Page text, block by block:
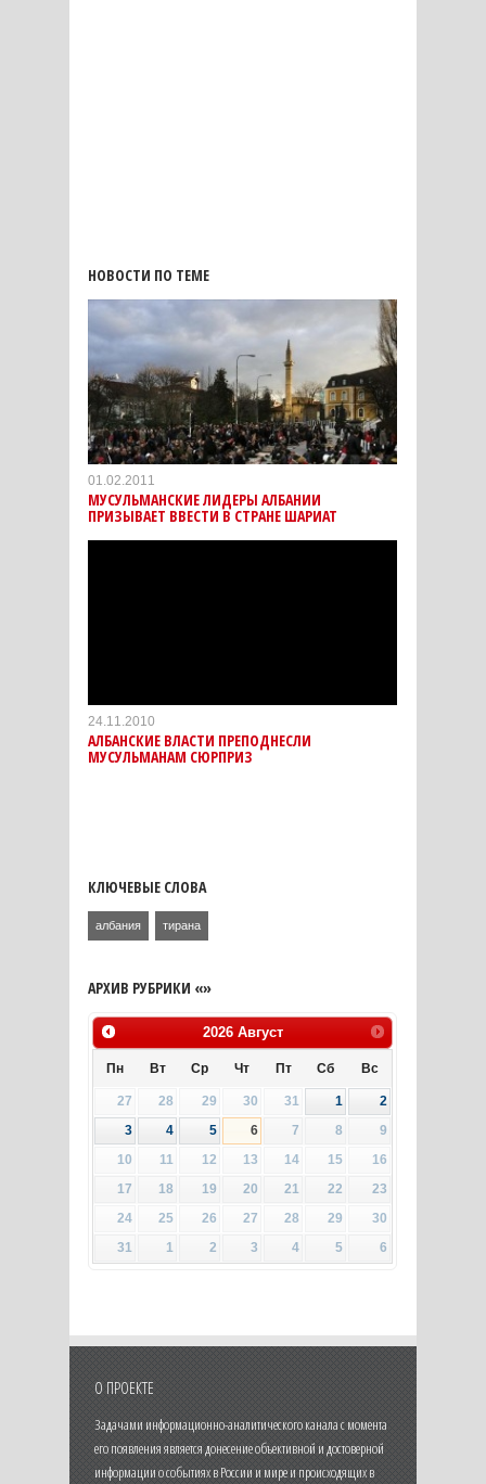
НОВОСТИ ПО ТЕМЕ
01.02.2011
МУСУЛЬМАНСКИЕ ЛИДЕРЫ АЛБАНИИ
ПРИЗЫВАЕТ ВВЕСТИ В СТРАНЕ ШАРИАТ
24.11.2010
АЛБАНСКИЕ ВЛАСТИ ПРЕПОДНЕСЛИ
МУСУЛЬМАНАМ СЮРПРИЗ
КЛЮЧЕВЫЕ СЛОВА
албания тирана
АРХИВ РУБРИКИ «»
2026 Август
Пн Вт Ср Чт Пт Сб Вс
27 28 29 30 31 1
2
3
4 5 6 7 8
9
10
11 12 13 14 15
16
17
18 19 20 21 22
23
24
25 26 27 28 29
30
31
1 2 3 4 5 6
О ПРОЕКТЕ
Задачами информационно-аналитического канала с момента
его появления является донесение объективной и достоверной
информации о событиях в России и мире и происходящих в